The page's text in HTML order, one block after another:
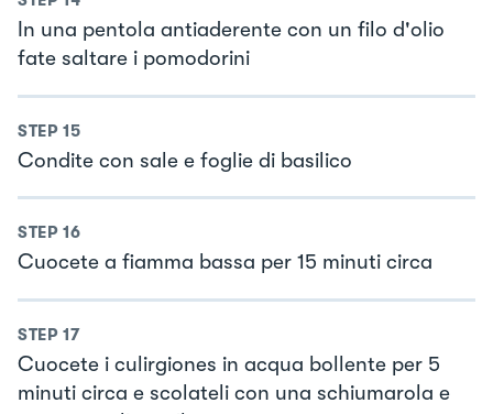
In una pentola antiaderente con un filo d'olio
fate saltare i pomodorini
STEP 15
Condite con sale e foglie di basilico
STEP 16
Cuocete a fiamma bassa per 15 minuti circa
STEP 17
Cuocete i culirgiones in acqua bollente per 5
minuti circa e scolateli con una schiumarola e